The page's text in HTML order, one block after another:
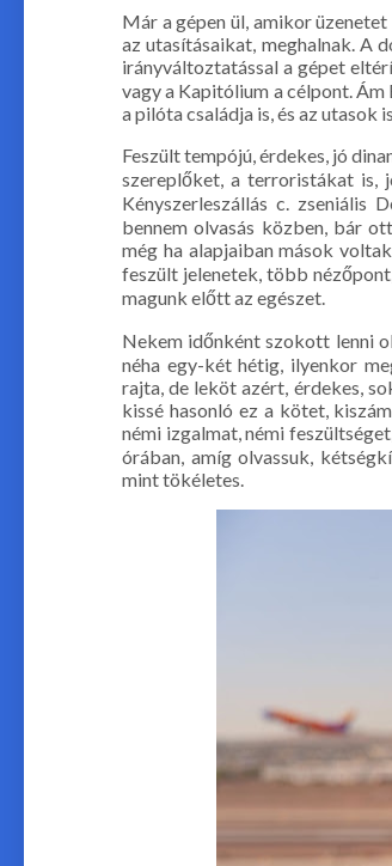
Már a gépen ül, amikor
az utasításaikat, meghalnak. A
irányváltoztatással a gépet
vagy a Kapitólium a célpont.
a pilóta családja is, és az utasok
Feszült tempójú, érdekes, jó
szereplőket, a terroristákat is,
Kényszerleszállás c.
bennem olvasás közben, bár
még ha alapjaiban mások
feszült jelenetek, több
magunk előtt az egészet.
Nekem időnként szokott lenni
néha egy-két hétig, ilyenkor
rajta, de leköt azért, érdekes,
kissé hasonló ez a kötet,
némi izgalmat, némi
órában, amíg olvassuk,
mint tökéletes.